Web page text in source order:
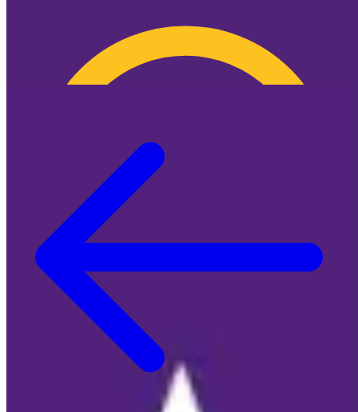
🍪 Surprise: We DON'T annoy you with cookies!
🍪 Cookie Info